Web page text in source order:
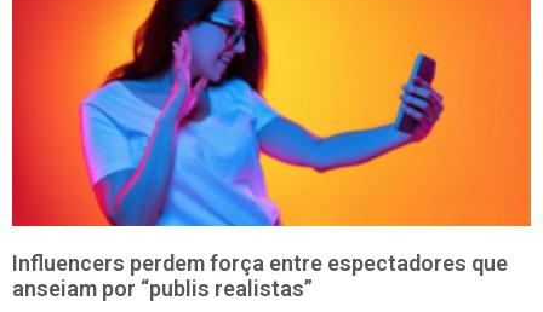
Influencers perdem força entre espectadores que
anseiam por “publis realistas”